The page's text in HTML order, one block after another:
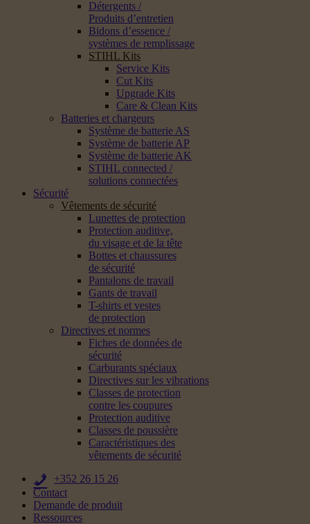
Détergents /
Produits d’entretien
Bidons d’essence /
systèmes de remplissage
STIHL Kits
Service Kits
Cut Kits
Upgrade Kits
Care & Clean Kits
Batteries et chargeurs
Système de batterie AS
Système de batterie AP
Système de batterie AK
STIHL connected /
solutions connectées
Sécurité
Vêtements de sécurité
Lunettes de protection
Protection auditive,
du visage et de la tête
Bottes et chaussures
de sécurité
Pantalons de travail
Gants de travail
T-shirts et vestes
de protection
Directives et normes
Fiches de données de
sécurité
Carburants spéciaux
Directives sur les vibrations
Classes de protection
contre les coupures
Protection auditive
Classes de poussière
Caractéristiques des
vêtements de sécurité
+352 26 15 26
Contact
Demande de produit
Ressources